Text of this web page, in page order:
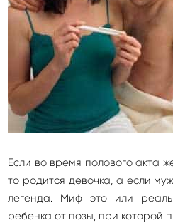
Если во время полового акта
то родится девочка, а если
легенда. Миф это или
ребенка от позы, при которой